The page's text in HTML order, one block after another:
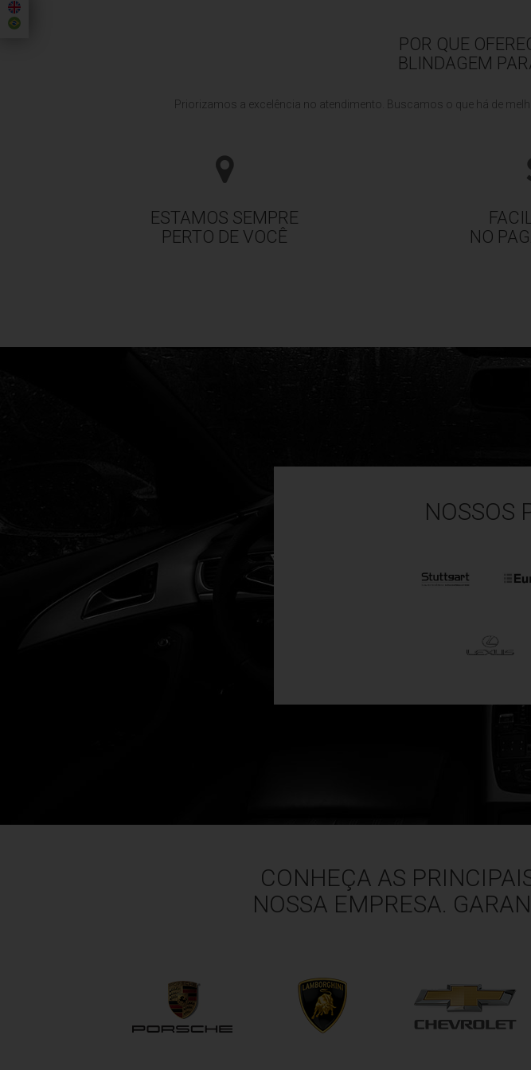
POR QUE
BLINDAGEM
Priorizamos a excelência no atendimento. Buscamos o que há de
ESTAMOS SEMPRE
PERTO DE VOCÊ
NO
NOSSOS
CONHEÇA AS
NOSSA EMPRESA.